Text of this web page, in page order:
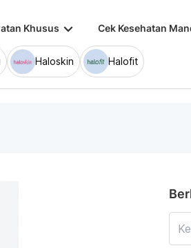
Khusus keyboard_arrow_down Cek Kesehatan
Haloskin Halofit